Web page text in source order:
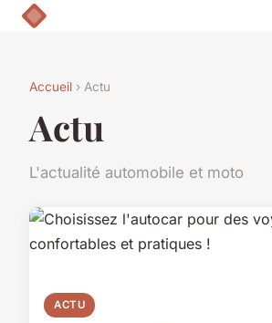
Accueil › Actu
Actu
L'actualité automobile et moto
ACTU